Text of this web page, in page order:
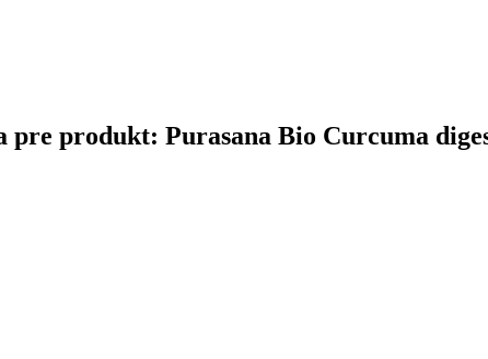
produkt: Purasana Bio Curcuma